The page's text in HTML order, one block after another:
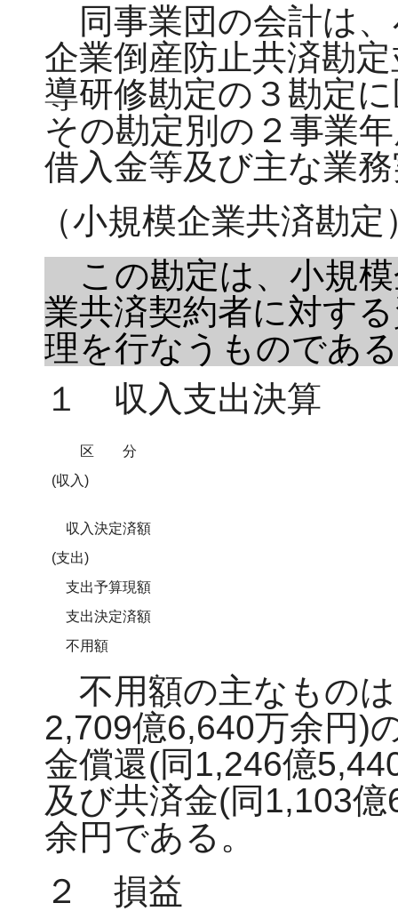
同事業団の会計は、
企業倒産防止共済勘
導研修勘定の３勘定
その勘定別の２事業
借入金等及び主な業
（小規模企業共済勘定
この勘定は、小規
業共済契約者に対す
理を行なうものであ
１ 収入支出決算
区分
(収入)
収入決定済額
(支出)
支出予算現額
支出決定済額
不用額
不用額の主なもの
2,709億6,640万余円)
金償還(同1,246億
及び共済金(同1,103
余円である。
２ 損益